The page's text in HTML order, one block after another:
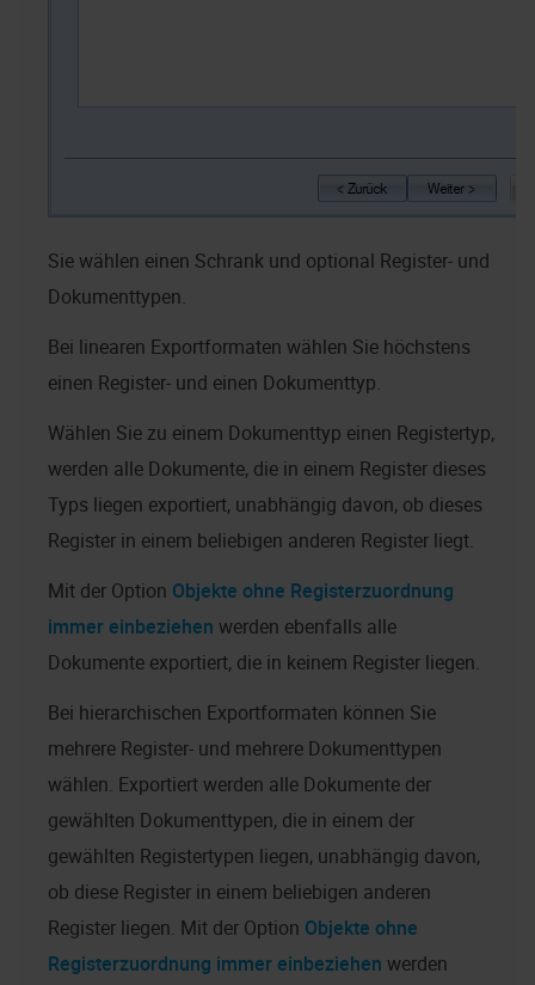
Sie wählen einen Schrank und optional Register- und
Dokumenttypen.
Bei linearen Exportformaten wählen Sie höchstens
einen Register- und einen Dokumenttyp.
Wählen Sie zu einem Dokumenttyp einen Registertyp,
werden alle Dokumente, die in einem Register dieses
Typs liegen exportiert, unabhängig davon, ob dieses
Register in einem beliebigen anderen Register liegt.
Mit der Option Objekte ohne Registerzuordnung
immer einbeziehen werden ebenfalls alle
Dokumente exportiert, die in keinem Register liegen.
Bei hierarchischen Exportformaten können Sie
mehrere Register- und mehrere Dokumenttypen
wählen. Exportiert werden alle Dokumente der
gewählten Dokumenttypen, die in einem der
gewählten Registertypen liegen, unabhängig davon,
ob diese Register in einem beliebigen anderen
Register liegen. Mit der Option Objekte ohne
Registerzuordnung immer einbeziehen werden